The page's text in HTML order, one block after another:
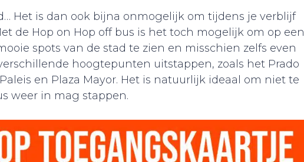
Het is dan ook bijna onmogelijk om tijdens je verblijf
de Hop on Hop off bus is het toch mogelijk om op een
spots van de stad te zien en misschien zelfs even
hoogtepunten uitstappen, zoals het Prado
en Plaza Mayor. Het is natuurlijk ideaal om niet te
weer in mag stappen.